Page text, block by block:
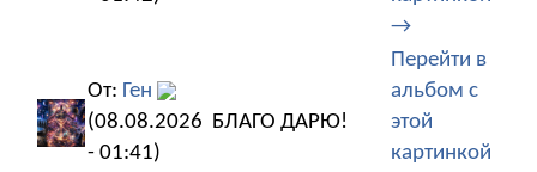
→
От: Ген
(08.08.2026
- 01:41)
БЛАГО ДАРЮ!
Перейти в
альбом с
этой
картинкой